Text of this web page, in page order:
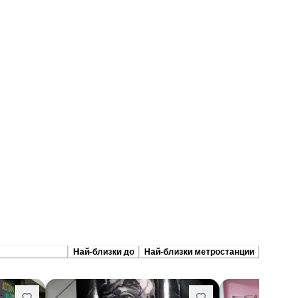
Най-близки до Най-близки метростанции